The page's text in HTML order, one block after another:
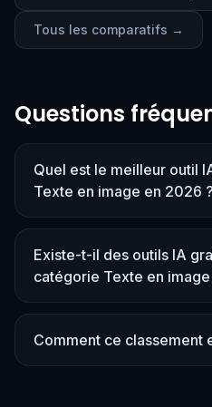
Tous les comparatifs →
Questions
Quel est le meilleur outil
Texte en image en 2026 ?
Existe-t-il des outils IA
catégorie Texte en image
Comment ce classement